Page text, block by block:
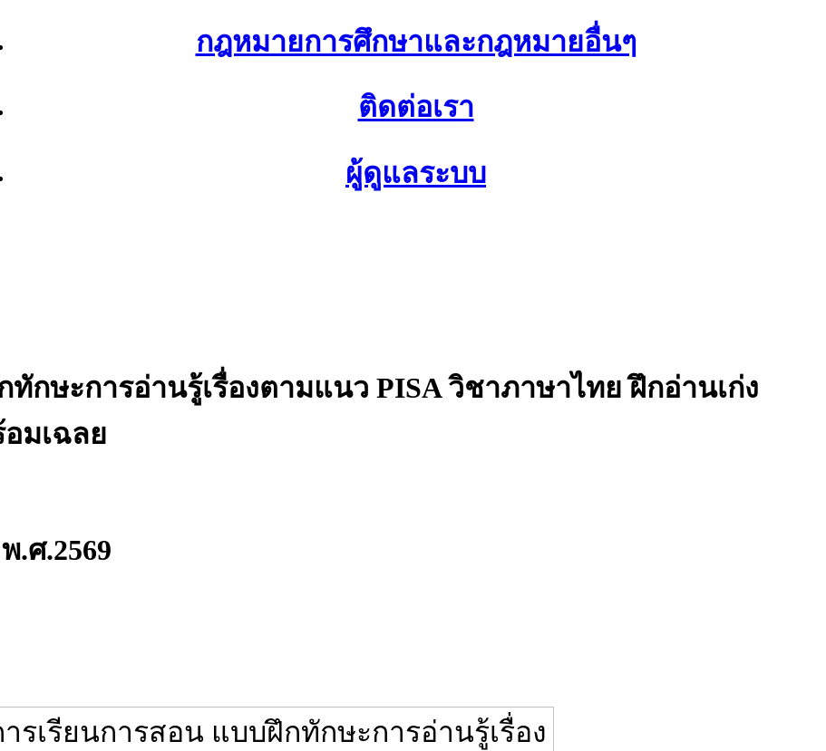
กฎหมายการศึกษาและกฎหมายอื่นๆ
ติดต่อเรา
ผู้ดูแลระบบ
กษะการอ่านรู้เรื่องตามแนว PISA วิชาภาษาไทย ฝึกอ่านเก่ง
มเฉลย
.ศ.2569